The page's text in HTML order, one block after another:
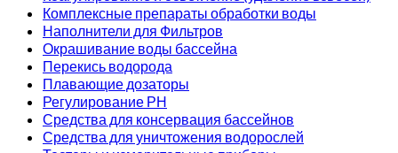
Комплексные препараты обработки воды
Наполнители для Фильтров
Окрашивание воды бассейна
Перекись водорода
Плавающие дозаторы
Регулирование РН
Средства для консервация бассейнов
Средства для уничтожения водорослей